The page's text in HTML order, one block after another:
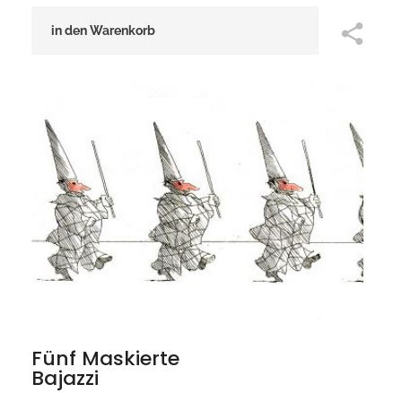
in den Warenkorb
Fünf Maskierte
Bajazzi